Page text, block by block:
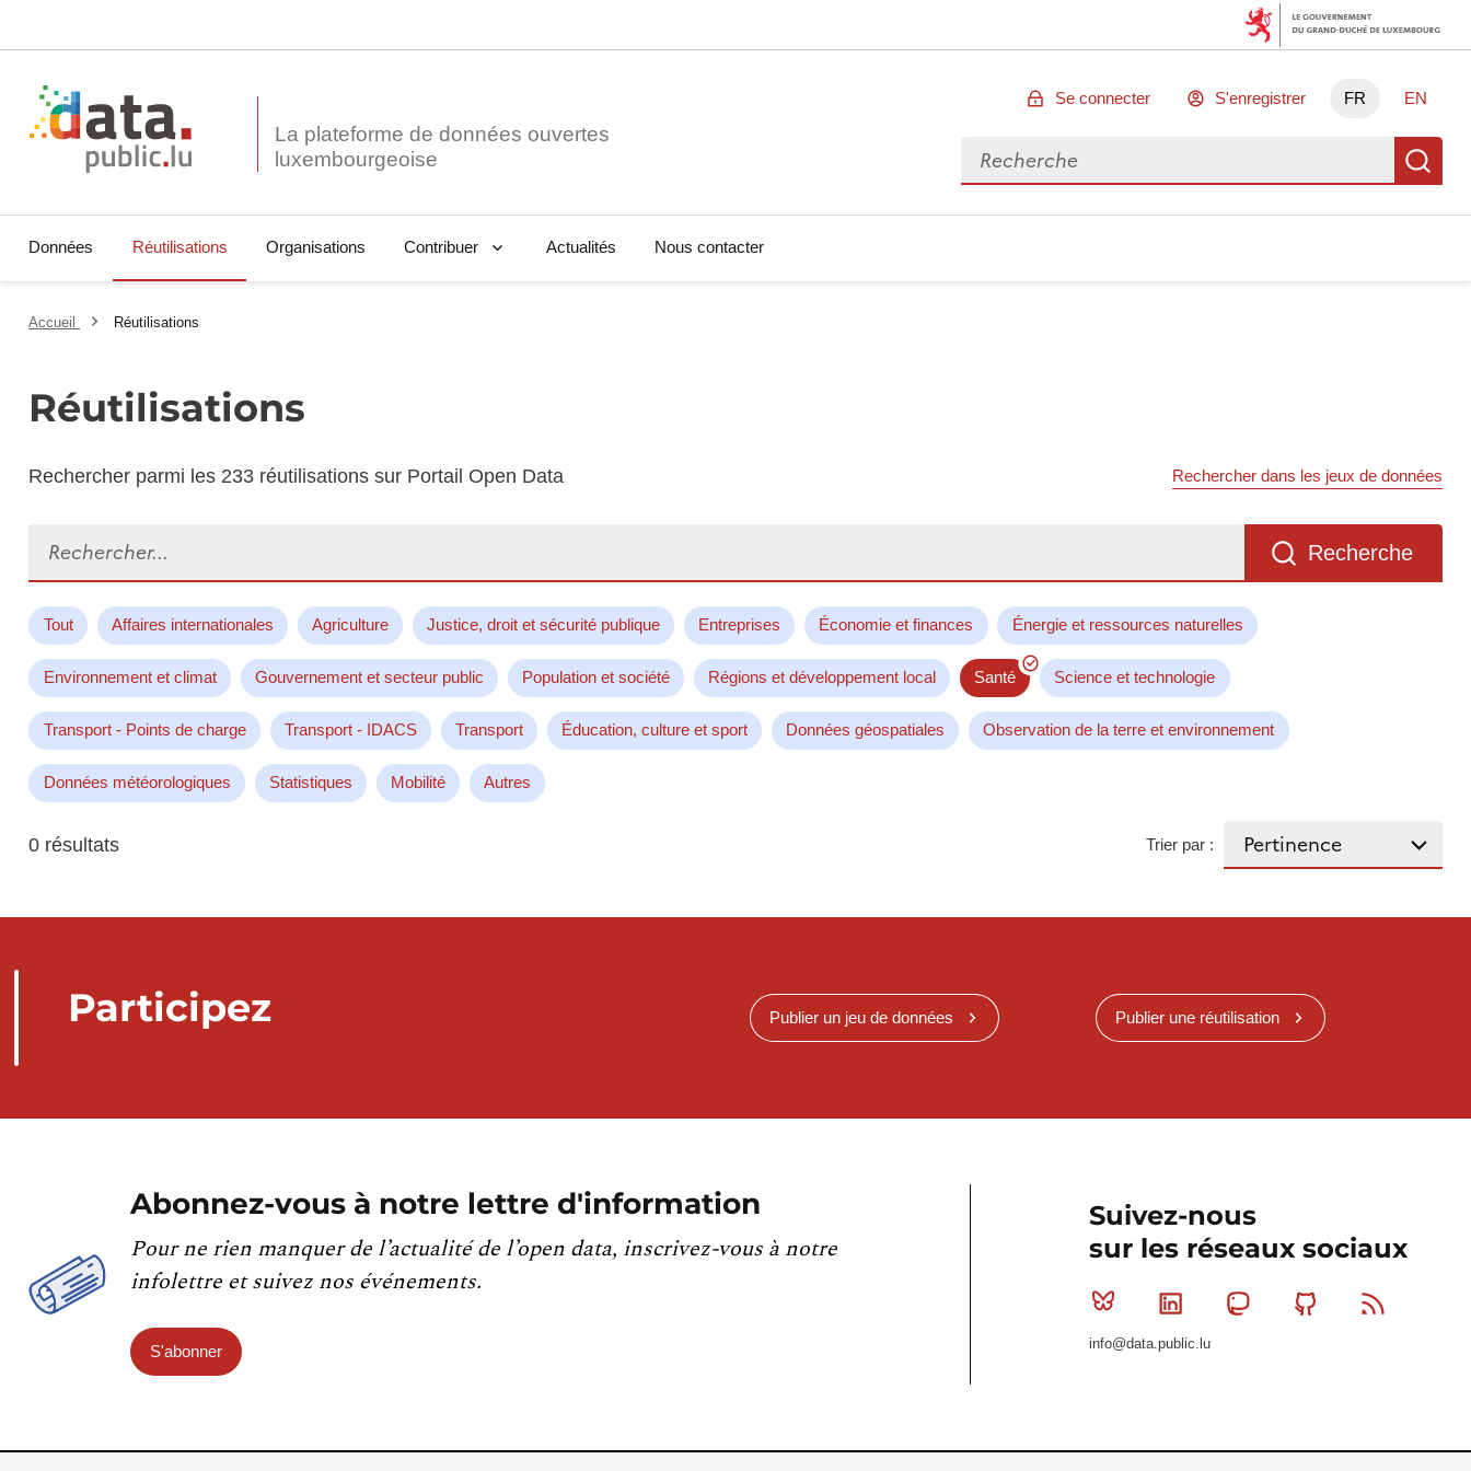
La plateforme de données ouvertes
Se connecter S'enregistrer FR EN
Rechercher des données
Données Réutilisations Organisations Contribuer Actualités Nous contacter
Accueil Réutilisations
Réutilisations
Rechercher parmi les 233 réutilisations sur Portail Open Data Rechercher dans les jeux de données
Recherche
Tout Affaires internationales Agriculture Justice, droit et sécurité publique Entreprises Économie et finances Énergie et ressources naturelles
Environnement et climat Gouvernement et secteur public Population et société Régions et développement local Santé Science et technologie
Transport - Points de charge Transport - IDACS Transport Éducation, culture et sport Données géospatiales Observation de la terre et environnement
Données météorologiques Statistiques Mobilité Autres
0 résultats Trier par :
Participez Publier un jeu de données Publier une réutilisation
Abonnez-vous à notre lettre d'information
Pour ne rien manquer de l’actualité de l’open data, inscrivez-vous à notre
infolettre et suivez nos événements.
S'abonner
Suivez-nous
sur les réseaux sociaux
Bluesky Linkedin MastodonGithub
info@data.public.lu